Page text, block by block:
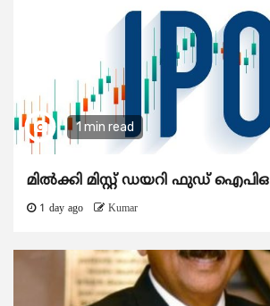
1 min read
മിൽക്കി മിസ്റ്റ് ഡയറി ഫുഡ് ഐപിഒ
1 day ago Kumar